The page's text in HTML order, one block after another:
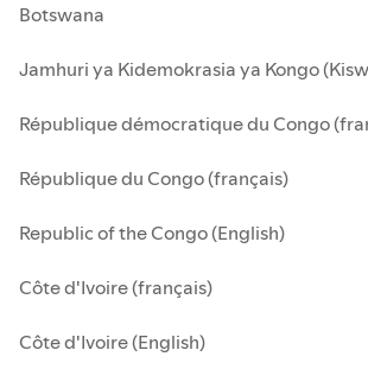
Botswana
Jamhuri ya Kidemokrasia ya Kongo
République démocratique du Congo
République du Congo (français)
Republic of the Congo (English)
Côte d'Ivoire (français)
Côte d'Ivoire (English)